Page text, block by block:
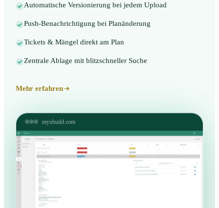
Automatische Versionierung bei jedem Upload
Push-Benachrichtigung bei Planänderung
Tickets & Mängel direkt am Plan
Zentrale Ablage mit blitzschneller Suche
Mehr erfahren